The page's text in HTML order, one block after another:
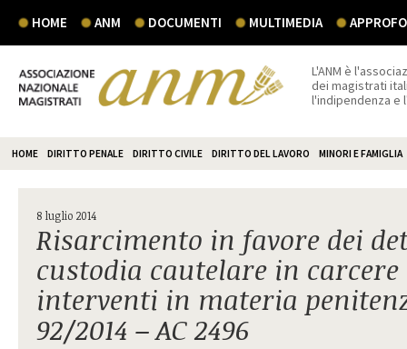
HOME ANM DOCUMENTI MULTIMEDIA
L'ANM è
dei magistrati
l'indipendenza e
HOME DIRITTO PENALE DIRITTO CIVILE DIRITTO DEL LAVORO MINORI E FAMIGLIA
8 luglio 2014
Risarcimento in favore dei
custodia cautelare in
interventi in materia
92/2014 – AC 2496